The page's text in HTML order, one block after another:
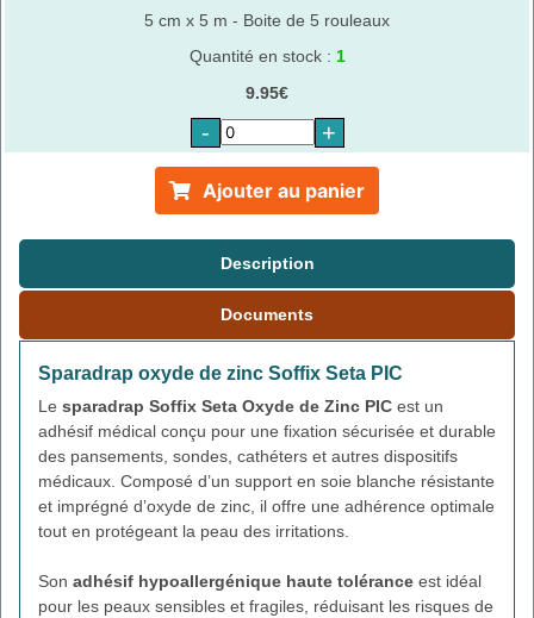
5 cm x 5 m - Boite de 5 rouleaux
Quantité en stock : 1
9.95€
- +
Ajouter au panier
Description
Documents
Sparadrap oxyde de zinc Soffix Seta PIC
Le sparadrap Soffix Seta Oxyde de Zinc PIC est un
adhésif médical conçu pour une fixation sécurisée et durable
des pansements, sondes, cathéters et autres dispositifs
médicaux. Composé d’un support en soie blanche résistante
et imprégné d’oxyde de zinc, il offre une adhérence optimale
tout en protégeant la peau des irritations.
Son adhésif hypoallergénique haute tolérance est idéal
pour les peaux sensibles et fragiles, réduisant les risques de